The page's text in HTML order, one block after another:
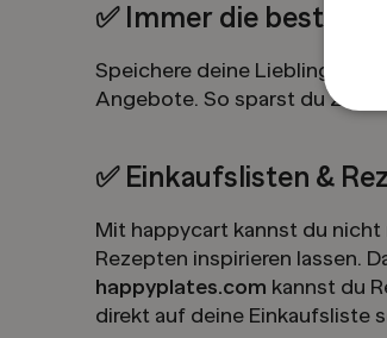
✅ Immer die besten
Speichere deine
Angebote. So sparst du Zeit
✅ Einkaufslisten &
Mit happycart kannst du
Rezepten inspirieren lassen.
happyplates.com kannst du
direkt auf deine Einkaufsliste